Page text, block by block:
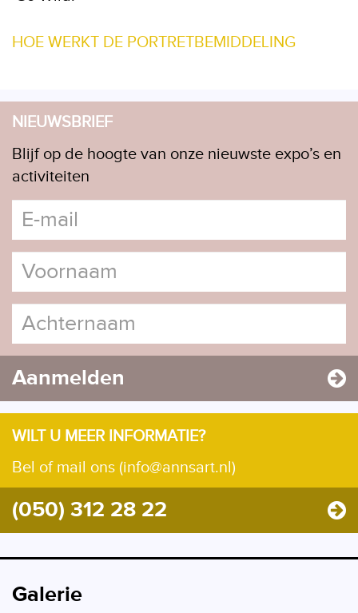
HOE WERKT DE PORTRETBEMIDDELING
NIEUWSBRIEF
Blijf op de hoogte van onze nieuwste expo’s en
activiteiten
Aanmelden
WILT U MEER INFORMATIE?
Bel of mail ons (info@annsart.nl)
(050) 312 28 22
Galerie